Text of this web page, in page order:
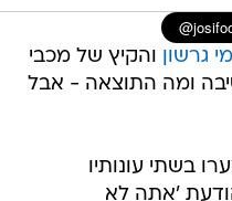
גרשון והקיץ של מכבי
ומה התוצאה - אבל
בשתי עונותיו
'אתה לא